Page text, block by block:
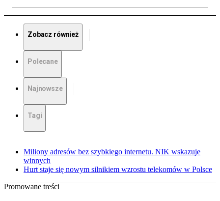
Zobacz również
Polecane
Najnowsze
Tagi
Miliony adresów bez szybkiego internetu. NIK wskazuje
winnych
Hurt staje się nowym silnikiem wzrostu telekomów w Polsce
Promowane treści